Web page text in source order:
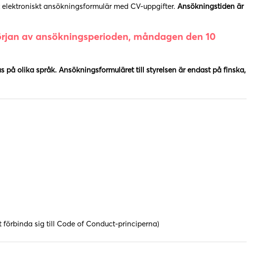
ansökningsformulär med CV-uppgifter. Ansökningstiden är
av ansökningsperioden, måndagen den 10
på olika språk. Ansökningsformuläret till styrelsen är endast på finska,
förbinda sig till Code of Conduct-principerna)